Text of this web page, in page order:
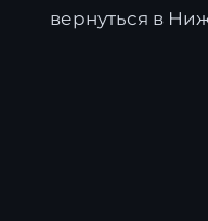
вернуться в